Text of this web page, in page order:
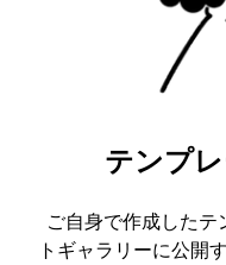
テンプ
ご自身で作成した
トギャラリーに公開